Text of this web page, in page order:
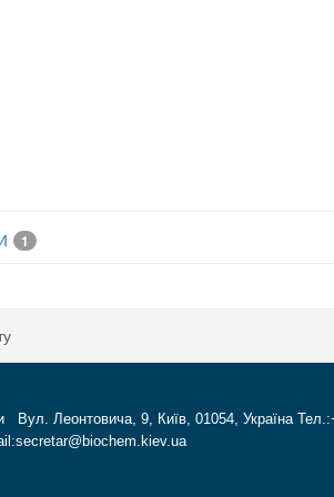
1
Вул. Леонтовича, 9, Київ, 01054, Україна